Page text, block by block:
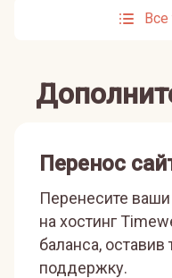
Перенос
Перенесите
на хостинг
баланса, оставив
поддержку.